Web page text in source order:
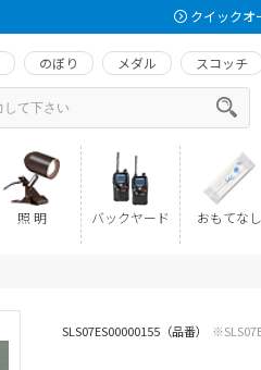
クイックオ
のぼり メダル スコッチ
照 明 バックヤード おもてなし
SLS07ES00000155（品番）